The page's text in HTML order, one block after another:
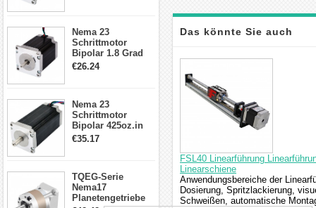
Nema 23
Schrittmotor
Bipolar 1.8 Grad
1.9Nm 3A 3.36V 4
€26.24
Nema 23
Schrittmotor
Bipolar 425oz.in
4.2A 57x57x114mm
€35.17
TQEG-Serie
Nema17
Planetengetriebe
Das könnte Sie auch
interessieren
FSL40 Linearführung
Linearschiene
Anwendungsbereiche der
Dosierung, Spritzlackierung,
Schweißen, automatische